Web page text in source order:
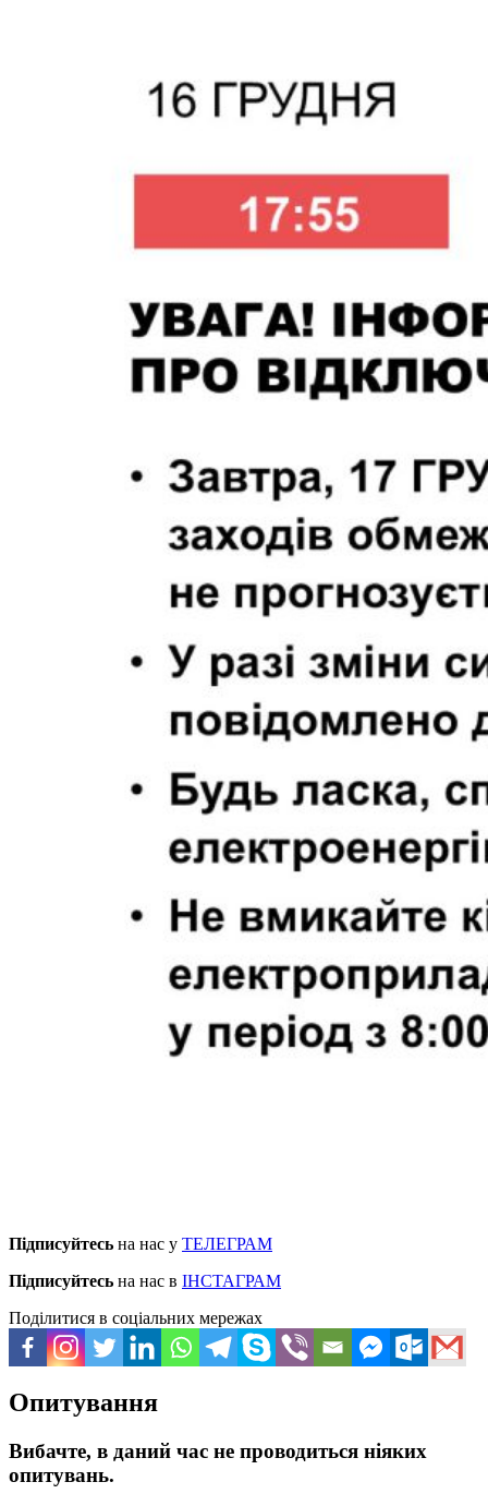
Підписуйтесь на нас у ТЕЛЕГРАМ
Підписуйтесь на нас в ІНСТАГРАМ
Поділитися в соціальних мережах
Опитування
Вибачте, в даний час не проводиться ніяких
опитувань.